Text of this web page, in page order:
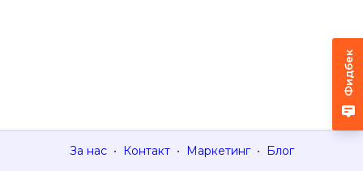
Фидбек
За нас• Контакт• Маркетинг• Блог